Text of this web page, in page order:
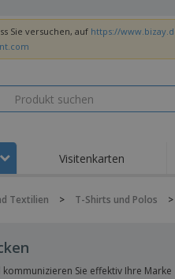
Sie versuchen, auf https://
Visitenkarten
Textilien > T-Shirts und Polos >
kommunizieren Sie effektiv Ihre Marke